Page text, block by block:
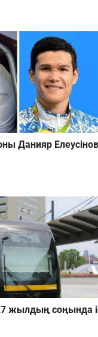
Данияр
жылдың соңында